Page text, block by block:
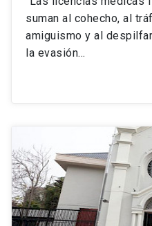
suman al cohecho, al
amiguismo y al
la evasión…